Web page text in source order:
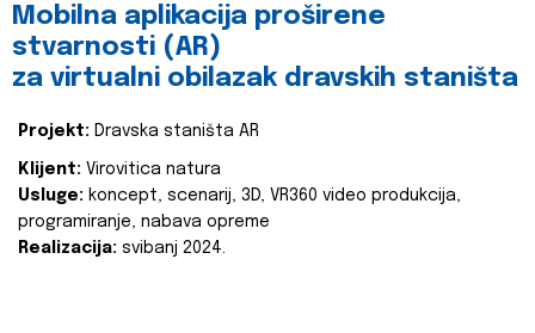
Mobilna aplikacija proširene
stvarnosti (AR)
za virtualni obilazak dravskih staništa
Projekt: Dravska staništa AR
Klijent: Virovitica natura
Usluge: koncept, scenarij, 3D, VR360 video produkcija,
programiranje, nabava opreme
Realizacija: svibanj 2024.